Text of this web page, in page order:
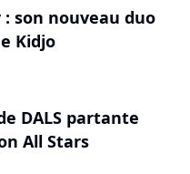
son nouveau duo
Kidjo
DALS partante
All Stars